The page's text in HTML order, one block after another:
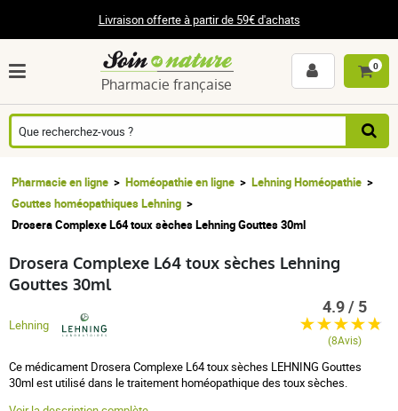
Livraison offerte à partir de 59€ d'achats
Pharmacie française
0
Pharmacie en ligne Homéopathie en ligne
Lehning Homéopathie
Gouttes homéopathiques Lehning
Drosera Complexe L64 toux sèches Lehning Gouttes 30ml
Drosera Complexe L64 toux sèches Lehning
Gouttes 30ml
Lehning
Ce médicament Drosera Complexe L64 toux sèches LEHNING Gouttes
30ml est utilisé dans le traitement homéopathique des toux sèches.
4.9 / 5
(8Avis)